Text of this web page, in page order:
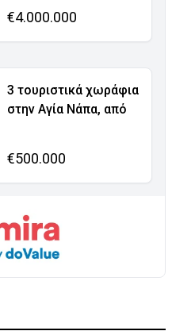
€4.000.000
3 τουριστικά χωράφια
στην Αγία Νάπα, από
€500.000